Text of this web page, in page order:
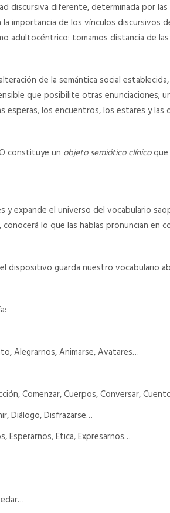
discursiva diferente, determinada por
la importancia de los vínculos
adultocéntrico: tomamos distancia de las
de la semántica social
que posibilite otras enunciaciones;
esperas, los encuentros, los estares y las
constituye un objeto semiótico clínicoque
y expande el universo del vocabulario
lo que las hablas pronuncian en
el dispositivo guarda nuestro vocabulario
Alegrarnos, Animarse, Avatares…
Comenzar, Cuerpos, Conversar,
Diálogo, Disfrazarse…
Esperarnos, Etica, Expresarnos…